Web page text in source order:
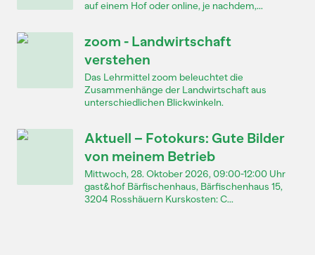
auf einem Hof oder online, je nachdem,...
zoom - Landwirtschaft
verstehen
Das Lehrmittel zoom beleuchtet die
Zusammenhänge der Landwirtschaft aus
unterschiedlichen Blickwinkeln.
Aktuell – Fotokurs: Gute Bilder
von meinem Betrieb
Mittwoch, 28. Oktober 2026, 09:00-12:00 Uhr
gast&hof Bärfischenhaus, Bärfischenhaus 15,
3204 Rosshäuern Kurskosten: C...